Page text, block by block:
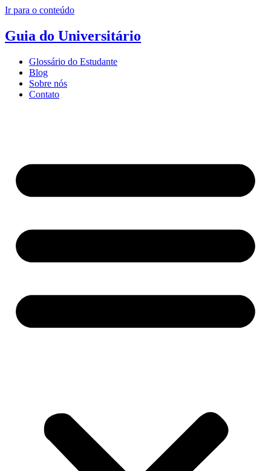
Ir para o conteúdo
Guia do Universitário
Glossário do Estudante
Blog
Sobre nós
Contato